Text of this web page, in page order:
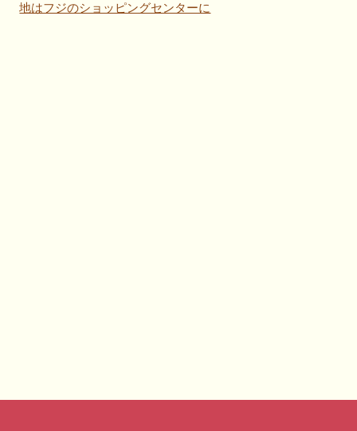
地はフジのショッピングセンターに